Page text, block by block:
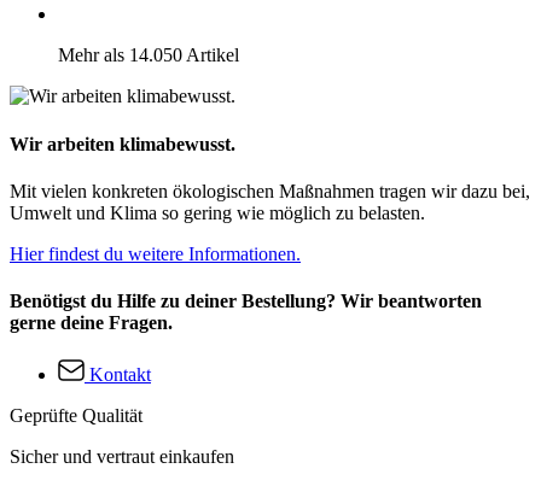
Mehr als 14.050 Artikel
Wir arbeiten klimabewusst.
Mit vielen konkreten ökologischen Maßnahmen tragen wir dazu bei,
Umwelt und Klima so gering wie möglich zu belasten.
Hier findest du weitere Informationen.
Benötigst du Hilfe zu deiner Bestellung? Wir beantworten
gerne deine Fragen.
Kontakt
Geprüfte Qualität
Sicher und vertraut einkaufen